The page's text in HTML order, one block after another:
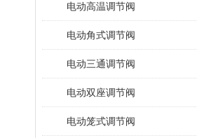
电动高温调节阀
电动角式调节阀
电动三通调节阀
电动双座调节阀
电动笼式调节阀